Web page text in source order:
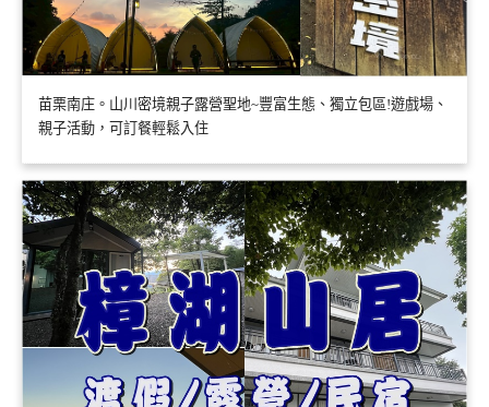
苗栗南庄。山川密境親子露營聖地~豐富生態、獨立包區!遊戲場、
親子活動，可訂餐輕鬆入住